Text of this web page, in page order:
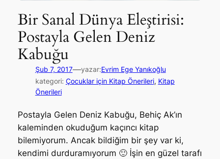
Bir Sanal Dünya Eleştirisi:
Postayla Gelen Deniz
Kabuğu
Şub 7, 2017—yazar:Evrim Ege Yanıkoğlu
kategori: Çocuklar için Kitap Önerileri, Kitap
Önerileri
Postayla Gelen Deniz Kabuğu, Behiç Ak’ın
kaleminden okuduğum kaçıncı kitap
bilemiyorum. Ancak bildiğim bir şey var ki,
kendimi durduramıyorum 🙂 İşin en güzel tarafı